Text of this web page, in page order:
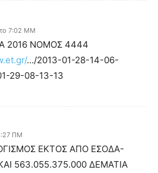
7:02 ΜΜ
2016 ΝΟΜΟΣ 4444
…/2013-01-28-14-06-
29-08-13-13
ΠΜ
ΕΚΤΟΣ ΑΠΟ ΕΣΟΔΑ-
563.055.375.000 ΔΕΜΑΤΙΑ